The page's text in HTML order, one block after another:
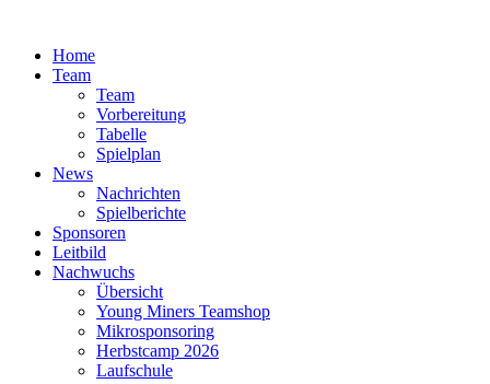
springenHome
Team
Team
Vorbereitung
Tabelle
Spielplan
News
Nachrichten
Spielberichte
Sponsoren
Leitbild
Nachwuchs
Übersicht
Young Miners Teamshop
Mikrosponsoring
Herbstcamp 2026
Laufschule